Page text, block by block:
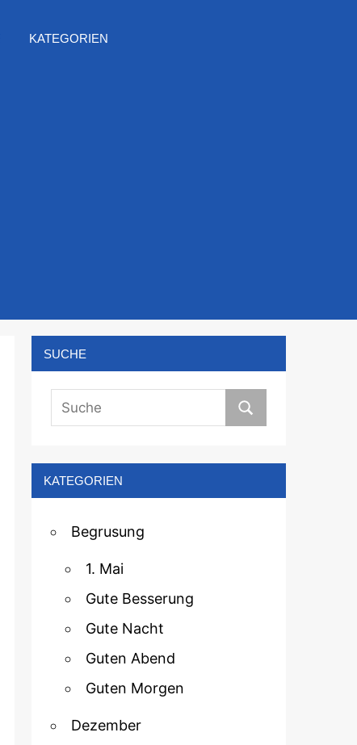
KATEGORIEN
SUCHE
KATEGORIEN
Begrusung
1. Mai
Gute Besserung
Gute Nacht
Guten Abend
Guten Morgen
Dezember